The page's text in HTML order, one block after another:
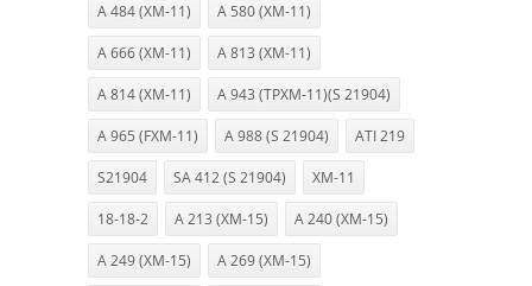
A 484 (XM-11) A 580 (XM-11)
A 666 (XM-11) A 813 (XM-11)
A 814 (XM-11) A 943 (TPXM-11)(S 21904)
A 965 (FXM-11) A 988 (S 21904) ATI 219
S21904 SA 412 (S 21904) XM-11
18-18-2 A 213 (XM-15) A 240 (XM-15)
A 249 (XM-15) A 269 (XM-15)